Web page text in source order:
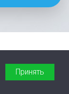
Принять